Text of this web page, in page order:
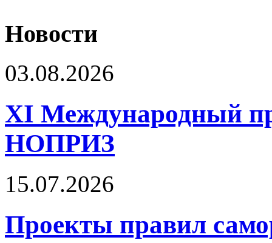
Новости
03.08.2026
XI Международный
НОПРИЗ
15.07.2026
Проекты правил